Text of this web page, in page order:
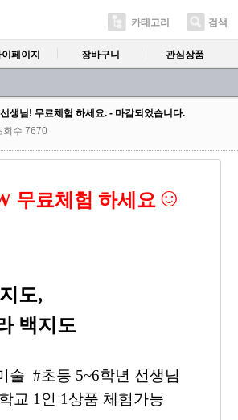
카테고리 검색
이페이지 장바구니 관심상품
생님! 무료체험 하세요. - 마감되었습니다.
회수 7670
무료체험 하세요 ☺
도,
백지도
#초등 5~6학년 선생님
교 1인 1상품 체험가능